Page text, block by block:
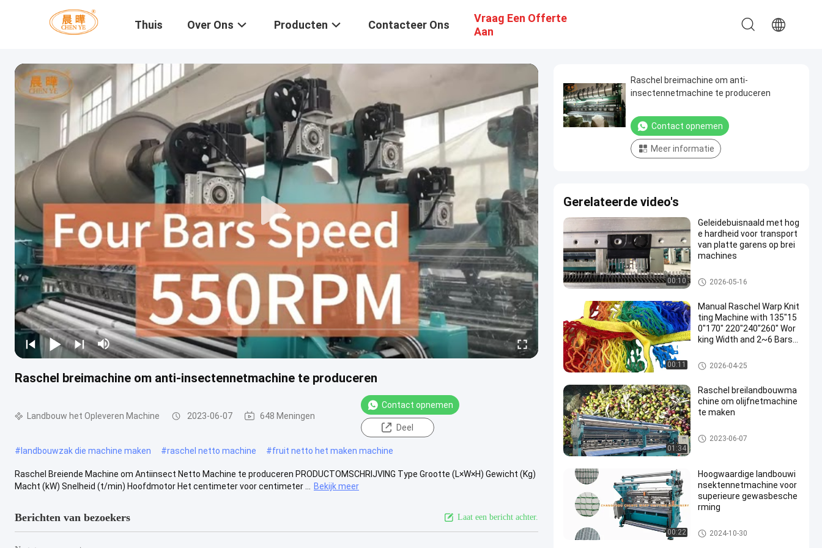
Thuis Over Ons Producten Contacteer Ons
Vraag Een Offerte
Aan
Raschel breimachine om anti-insectennetmachine te produceren
Landbouw het Opleveren Machine 2023-06-07 648 Meningen
Contact opnemen
Deel
#landbouwzak die machine maken #raschel netto machine #fruit netto het maken machine
Raschel Breiende Machine om Antiinsect Netto Machine te produceren PRODUCTOMSCHRIJVING Type Grootte (L×W×H) Gewicht (Kg)
Macht (kW) Snelheid (t/min) Hoofdmotor Het centimeter voor centimeter ...
Bekijk meer
Berichten van bezoekers Laat een bericht achter.
Raschel breimachine om anti-
insectennetmachine te produceren
Contact opnemen
Meer informatie
Gerelateerde video's
00:10
Geleidebuisnaald met hog
e hardheid voor transport
van platte garens op brei
machines
Breiende Vervangstukken
2026-05-16
00:11
Manual Raschel Warp Knit
ting Machine with 135"15
0"170" 220"240"260" Wor
king Width and 2~6 Bars f
Nets
De Machine van het veiligheid
snet
2026-04-25
01:34
Raschel breilandbouwma
chine om olijfnetmachine
te maken
Landbouw het Opleveren Mach
ine
2023-06-07
00:22
Hoogwaardige landbouwi
nsektennetmachine voor
superieure gewasbesche
rming
Landbouw het Opleveren Mach
ine
2024-10-30